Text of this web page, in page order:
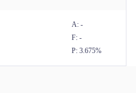
A: -
F: -
P: 3.675%